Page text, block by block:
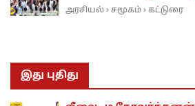
அரசியல் › சமூகம் › கட்டுரை
இது புதிது